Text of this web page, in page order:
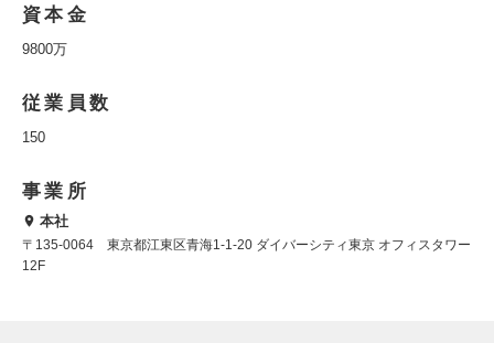
資本金
9800万
従業員数
150
事業所
本社
〒135-0064 東京都江東区青海1-1-20 ダイバーシティ東京 オフィスタワー
12F